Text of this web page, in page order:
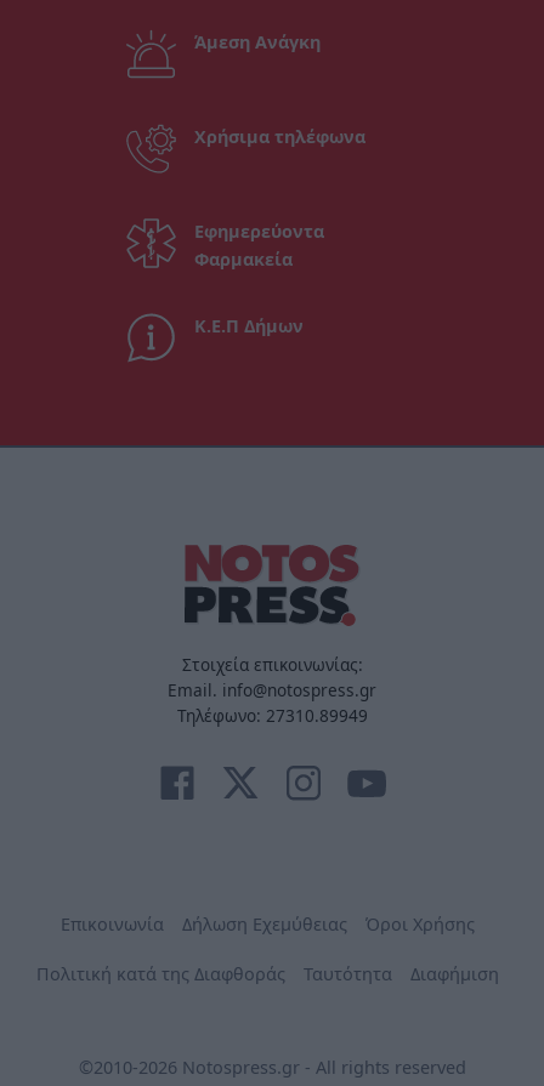
Άμεση Ανάγκη
Χρήσιμα τηλέφωνα
Εφημερεύοντα
Φαρμακεία
Κ.Ε.Π Δήμων
Στοιχεία επικοινωνίας:
Email. info@notospress.gr
Τηλέφωνο: 27310.89949
Επικοινωνία Δήλωση Εχεμύθειας Όροι Χρήσης
Πολιτική κατά της Διαφθοράς Ταυτότητα Διαφήμιση
©2010-2026 Notospress.gr - All rights reserved